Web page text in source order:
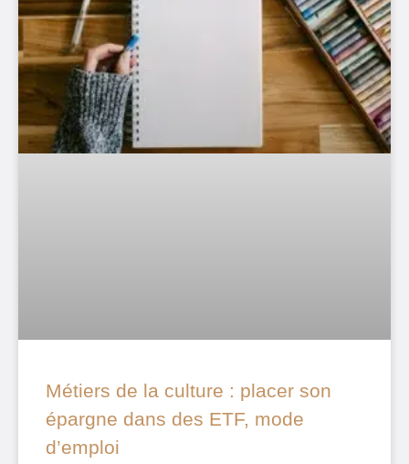
Métiers de la culture : placer son
épargne dans des ETF, mode
d’emploi